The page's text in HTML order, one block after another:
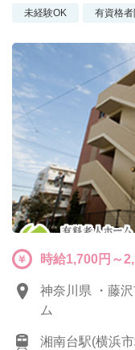
未経験OK 有資格者
時給1,700円～
神奈川県 ・藤
ム
湘南台駅(横浜